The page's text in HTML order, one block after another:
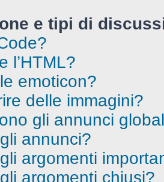
e tipi di
l’HTML?
emoticon?
delle immagini?
gli annunci
annunci?
argomenti
argomenti chiusi?